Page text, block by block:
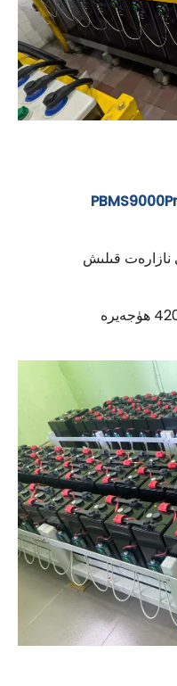
نازارەت قىلىش